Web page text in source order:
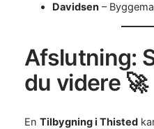
Davidsen–
Afslutning:
du videre 🚀
En Tilbygning i Thisted